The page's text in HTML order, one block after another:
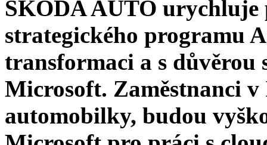
ŠKODA AUTO
strategického programu
transformaci a s důvěrou
Microsoft. Zaměstnanci
automobilky, budou